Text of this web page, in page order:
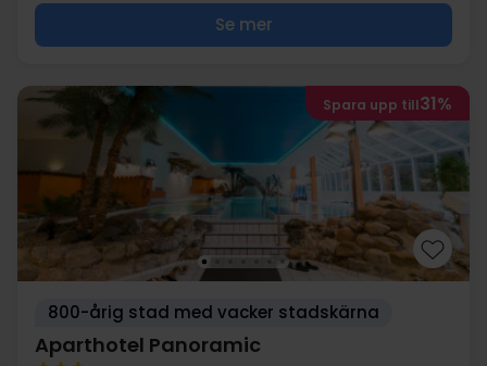
Se mer
Spara upp till31%
800-årig stad med vacker stadskärna
Aparthotel Panoramic